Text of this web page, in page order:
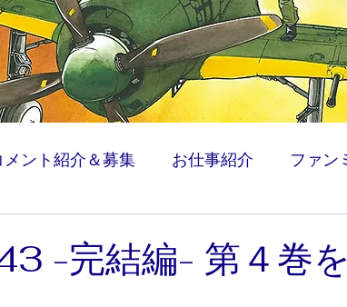
メント紹介＆募集 お仕事紹介 ファン
-完結編- 第４巻